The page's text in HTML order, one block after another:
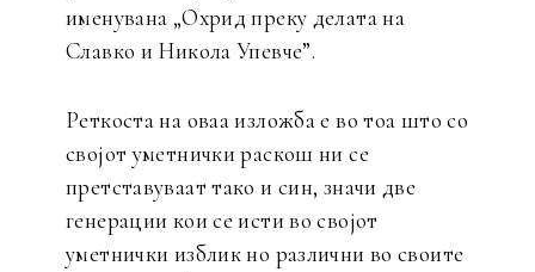
именувана „Охрид преку делата на
Славко и Никола Упевче”.
Реткоста на оваа изложба е во тоа што со
својот уметнички раскош ни се
претставуваат тако и син, значи две
генерации кои се исти во својот
уметнички изблик но различни во своите